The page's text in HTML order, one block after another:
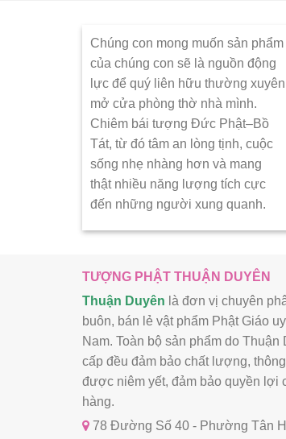
Chúng con mong muốn sản phẩm
của chúng con sẽ là nguồn động
lực để quý liên hữu thường xuyên
mở cửa phòng thờ nhà mình.
Chiêm bái tượng Đức Phật–Bồ
Tát, từ đó tâm an lòng tịnh, cuộc
sống nhẹ nhàng hơn và mang
thật nhiều năng lượng tích cực
đến những người xung quanh.
TƯỢNG PHẬT THUẬN DUYÊN
Thuận Duyên là đơn vị chuyên
buôn, bán lẻ vật phẩm Phật Giáo
Nam. Toàn bộ sản phẩm do Thuận
cấp đều đảm bảo chất lượng,
được niêm yết, đảm bảo quyền lợi
hàng.
78 Đường Số 40 - Phường Tân